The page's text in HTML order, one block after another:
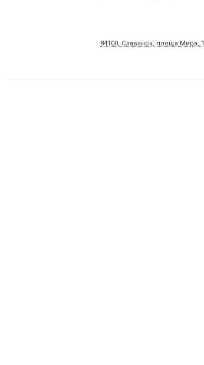
84100, Славянск, площа Мира, 1